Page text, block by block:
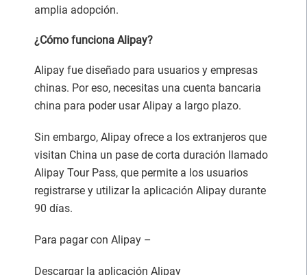
amplia adopción.
¿Cómo funciona Alipay?
Alipay fue diseñado para usuarios y empresas
chinas. Por eso, necesitas una cuenta bancaria
china para poder usar Alipay a largo plazo.
Sin embargo, Alipay ofrece a los extranjeros que
visitan China un pase de corta duración llamado
Alipay Tour Pass, que permite a los usuarios
registrarse y utilizar la aplicación Alipay durante
90 días.
Para pagar con Alipay –
Descargar la aplicación Alipay